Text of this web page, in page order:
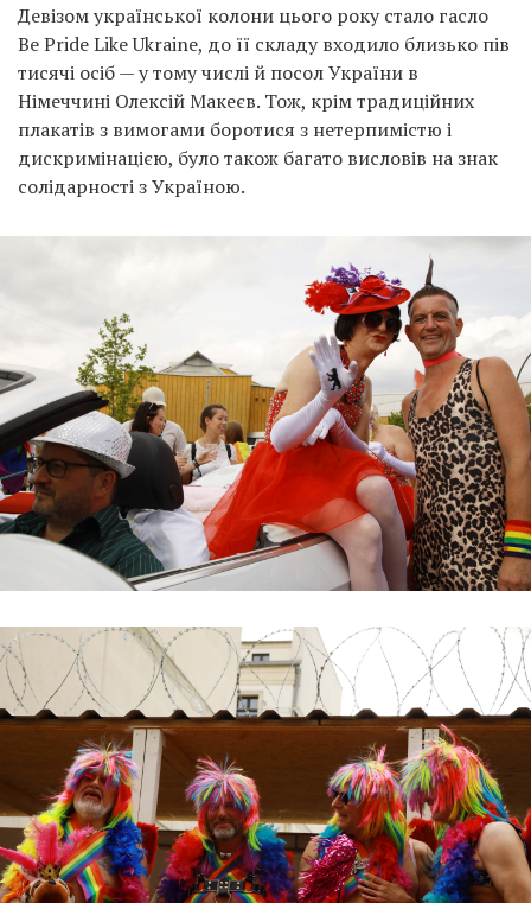
Девізом української колони цього року стало гасло
Be Pride Like Ukraine, до її складу входило близько пів
тисячі осіб — у тому числі й посол України в
Німеччині Олексій Макеєв. Тож, крім традиційних
плакатів з вимогами боротися з нетерпимістю і
дискримінацією, було також багато висловів на знак
солідарності з Україною.